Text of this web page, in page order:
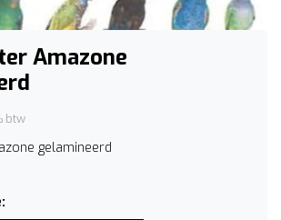
Amazone
btw
gelamineerd